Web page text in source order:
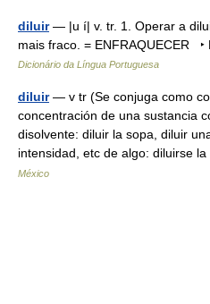
diluir— |u í| v. tr. 1. Operar a
mais fraco. = ENFRAQUECER
Dicionário da Língua Portuguesa
diluir— v tr (Se conjuga como
concentración de una sustancia
disolvente: diluir la sopa, diluir
intensidad, etc de algo: diluirse
México